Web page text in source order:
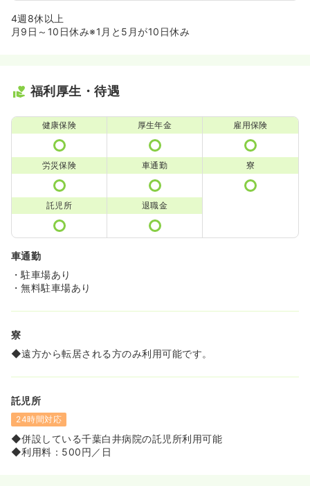
4週8休以上
月9日～10日休み※1月と5月が10日休み
福利厚生・待遇
健康保険 厚生年金 雇用保険
労災保険 車通勤 寮
託児所 退職金
車通勤
・駐車場あり
・無料駐車場あり
寮
◆遠方から転居される方のみ利用可能です。
託児所
24時間対応
◆併設している千葉白井病院の託児所利用可能
◆利用料：500円／日